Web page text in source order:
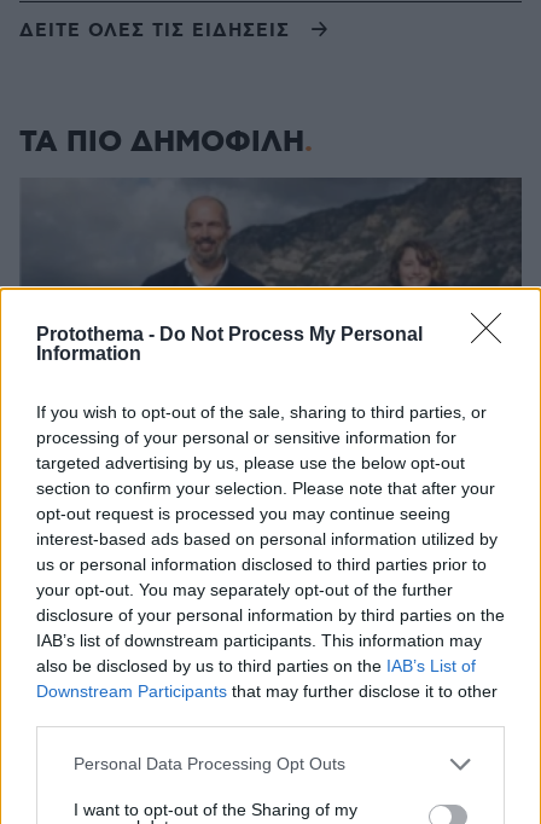
Protothema - Do Not Process My Personal
Information
If you wish to opt-out of the sale, sharing to third parties, or
processing of your personal or sensitive information for
targeted advertising by us, please use the below opt-out
section to confirm your selection. Please note that after your
opt-out request is processed you may continue seeing
interest-based ads based on personal information utilized by
us or personal information disclosed to third parties prior to
your opt-out. You may separately opt-out of the further
disclosure of your personal information by third parties on the
IAB’s list of downstream participants. This information may
also be disclosed by us to third parties on the IAB’s List of
Downstream Participants that may further disclose it to other
Please note that this website/app uses one or more Google
not limited to your visit or usage behaviour. You may click to
Personal Data Processing Opt Outs
I want to opt-out of the Sharing of my
ΔΕΙΤΕ ΟΛΕΣ ΤΙΣ ΕΙΔΗΣΕΙΣ
ΤΑ ΠΙΟ ΔΗΜΟΦΙΛΗ
«Τα παιδιά έχουν μια μικρή ίωση»: Το τελευταίο
μήνυμα της μητέρας στον πρώην σύζυγό της πριν
δολοφονήσει τα τέσσερα παιδιά τους
06.08.2026, 04:44